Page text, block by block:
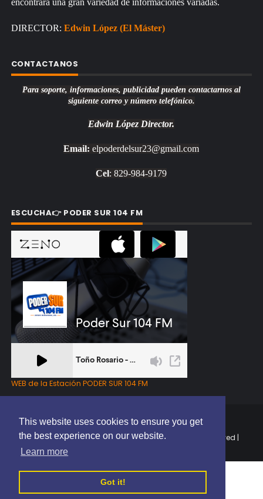
This website uses cookies to ensure you get
the best experience on our website.
Learn more
Got it!
encontrará una gran variedad de informaciones variadas.
DIRECTOR: Edwin López (El Máster)
CONTACTANOS
Para soporte, informaciones, publicidad pueden contactarnos al
siguiente correo y número telefónico.
Edwin López Director.
Email: elpoderdelsur23@gmail.com
Cel: 829-984-9179
ESCUCHA👉 PODER SUR 104 FM
WEB de la Estación PODER SUR 104 FM
Copyright © 2025 | EL PODER DEL SUR RD | All Rights Reserved |